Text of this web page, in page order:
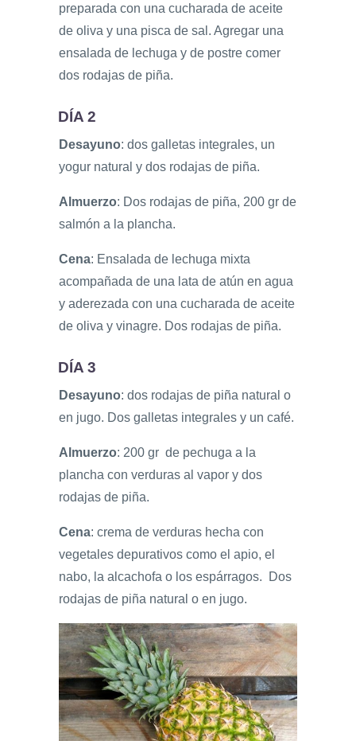
preparada con una cucharada de aceite
de oliva y una pisca de sal. Agregar una
ensalada de lechuga y de postre comer
dos rodajas de piña.
DÍA 2
Desayuno: dos galletas integrales, un
yogur natural y dos rodajas de piña.
Almuerzo: Dos rodajas de piña, 200 gr de
salmón a la plancha.
Cena: Ensalada de lechuga mixta
acompañada de una lata de atún en agua
y aderezada con una cucharada de aceite
de oliva y vinagre. Dos rodajas de piña.
DÍA 3
Desayuno: dos rodajas de piña natural o
en jugo. Dos galletas integrales y un café.
Almuerzo: 200 gr de pechuga a la
plancha con verduras al vapor y dos
rodajas de piña.
Cena: crema de verduras hecha con
vegetales depurativos como el apio, el
nabo, la alcachofa o los espárragos. Dos
rodajas de piña natural o en jugo.